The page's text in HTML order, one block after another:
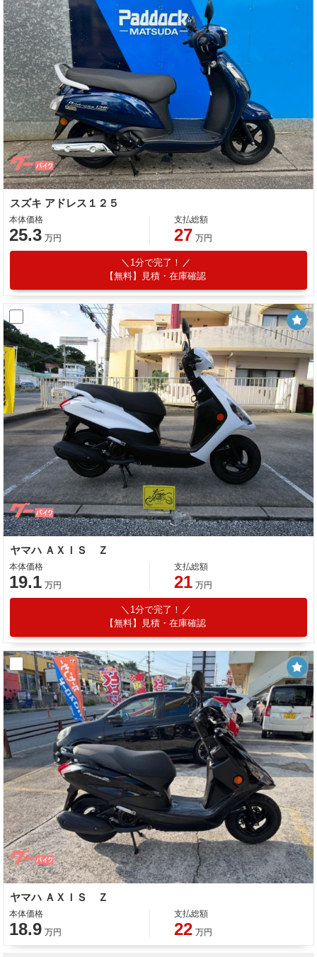
スズキ アドレス１２５
本体価格
25.3 万円
支払総額
27 万円
1分で完了！
【無料】見積・在庫確認
ヤマハ ＡＸＩＳ Ｚ
本体価格
19.1 万円
支払総額
21 万円
1分で完了！
【無料】見積・在庫確認
ヤマハ ＡＸＩＳ Ｚ
本体価格
18.9 万円
支払総額
22 万円